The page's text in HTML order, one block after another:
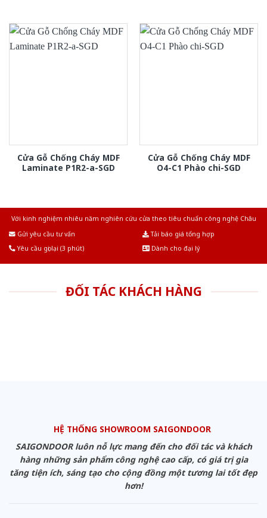
Cửa Gỗ Chống Cháy MDF
Laminate P1R2-a-SGD
Cửa Gỗ Chống Cháy MDF
O4-C1 Phào chi-SGD
Với kinh nghiệm nhiêu năm nghiên cứu cửa theo tiêu chuẩn công nghệ Châu
Gửi yêu cầu tư vấn
Tải báo giá tổng hợp
Yêu cầu gọi lại (3 phút)
Dành cho đại lý
ĐỐI TÁC KHÁCH HÀNG
HỆ THỐNG SHOWROOM SAIGONDOOR
SAIGONDOOR luôn nỗ lực mang đến cho đối tác và khách
hàng những sản phẩm công nghệ cao cấp, có giá trị gia
tăng tiện ích, sáng tạo cho cộng đồng một tương lai tốt đẹp
hơn!